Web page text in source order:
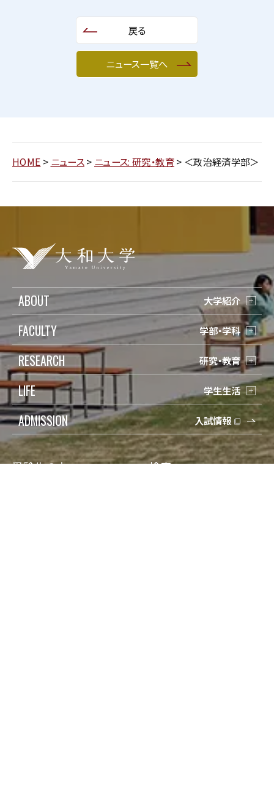
戻る
ニュース一覧へ
HOME > ニュース> ニュース: 研究・教育> ＜政治経済学部＞ 日
ABOUT 大学紹介
FACULTY 学部・学科
RESEARCH 研究・教育
LIFE 学生生活
ADMISSION 入試情報
受験生の方
検索